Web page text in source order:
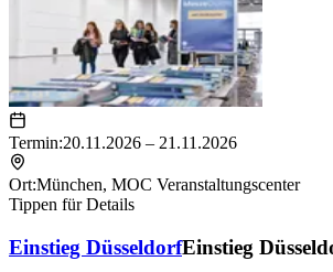
Termin:20.11.2026 – 21.11.2026
Ort:München, MOC Veranstaltungscenter
Tippen für Details
Einstieg DüsseldorfEinstieg